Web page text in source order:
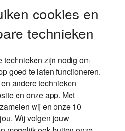
Nalatenschap
Schenken
Over Financial Focus
Specialisten
Financial Focus
magazine
cookies en
technieken
technieken zijn nodig om
goed te laten functioneren.
andere technieken
en onze app. Met
wij en onze 10
Wij volgen jouw